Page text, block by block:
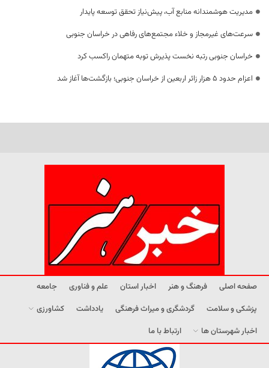
مدیریت هوشمندانه منابع آب، پیش‌نیاز تحقق توسعه پایدار
سرعت‌های غیرمجاز و خلاء مجتمع‌های رفاهی در خراسان جنوبی
خراسان جنوبی رتبه نخست پذیرش توبه متهمان راکسب کرد
اعزام حدود 5 هزار زائر اربعین از خراسان جنوبی؛ بازگشت‌ها آغاز شد
صفحه اصلی فرهنگ و هنر اخبار استان علم و فناوری
جامعه
پزشکی و سلامت
گردشگری و میراث فرهنگی یادداشت
کشاورزی
اخبار شهرستان ها
ارتباط با ما